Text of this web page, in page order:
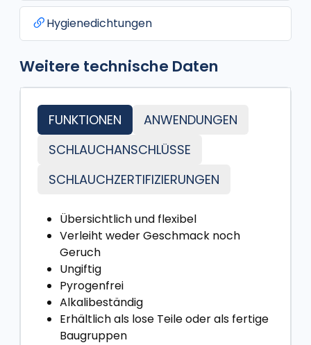
Hygienedichtungen
Weitere technische Daten
FUNKTIONEN
ANWENDUNGEN
SCHLAUCHANSCHLÜSSE
SCHLAUCHZERTIFIZIERUNGEN
Übersichtlich und flexibel
Verleiht weder Geschmack noch
Geruch
Ungiftig
Pyrogenfrei
Alkalibeständig
Erhältlich als lose Teile oder als fertige
Baugruppen